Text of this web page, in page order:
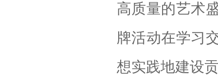
高质量的艺术
牌活动在学习
想实践地建设